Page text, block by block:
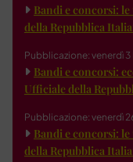
Bandi e concorsi:
della Repubblica
Pubblicazione: venerdì
Bandi e concorsi:
Ufficiale della
Pubblicazione: venerdì
Bandi e concorsi:
della Repubblica